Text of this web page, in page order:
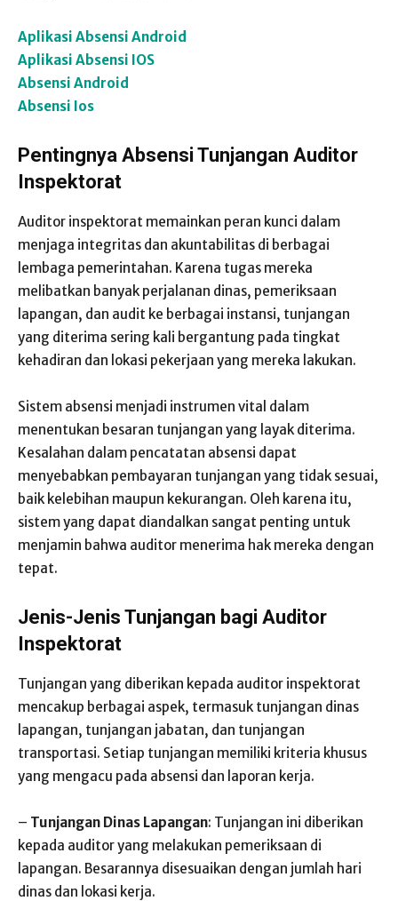
Aplikasi Absensi Android
Aplikasi Absensi IOS
Absensi Android
Absensi Ios
Pentingnya Absensi Tunjangan Auditor
Inspektorat
Auditor inspektorat memainkan peran kunci dalam
menjaga integritas dan akuntabilitas di berbagai
lembaga pemerintahan. Karena tugas mereka
melibatkan banyak perjalanan dinas, pemeriksaan
lapangan, dan audit ke berbagai instansi, tunjangan
yang diterima sering kali bergantung pada tingkat
kehadiran dan lokasi pekerjaan yang mereka lakukan.
Sistem absensi menjadi instrumen vital dalam
menentukan besaran tunjangan yang layak diterima.
Kesalahan dalam pencatatan absensi dapat
menyebabkan pembayaran tunjangan yang tidak sesuai,
baik kelebihan maupun kekurangan. Oleh karena itu,
sistem yang dapat diandalkan sangat penting untuk
menjamin bahwa auditor menerima hak mereka dengan
tepat.
Jenis-Jenis Tunjangan bagi Auditor
Inspektorat
Tunjangan yang diberikan kepada auditor inspektorat
mencakup berbagai aspek, termasuk tunjangan dinas
lapangan, tunjangan jabatan, dan tunjangan
transportasi. Setiap tunjangan memiliki kriteria khusus
yang mengacu pada absensi dan laporan kerja.
– Tunjangan Dinas Lapangan: Tunjangan ini diberikan
kepada auditor yang melakukan pemeriksaan di
lapangan. Besarannya disesuaikan dengan jumlah hari
dinas dan lokasi kerja.